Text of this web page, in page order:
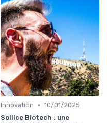
Innovation • 10/01/2025
Sollice Biotech : une